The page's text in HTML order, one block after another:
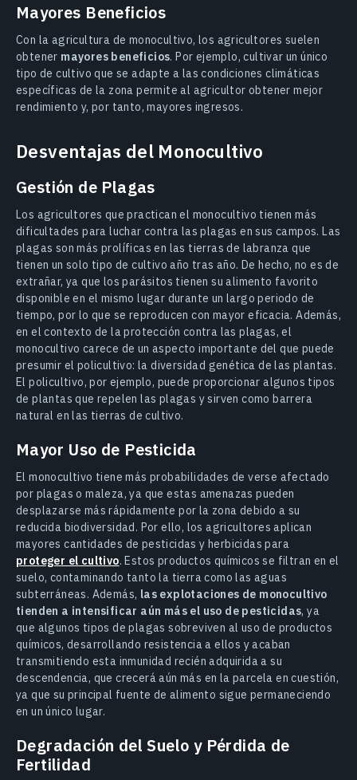
Mayores Beneficios
Con la agricultura de monocultivo, los agricultores suelen
obtener mayores beneficios. Por ejemplo, cultivar un único
tipo de cultivo que se adapte a las condiciones climáticas
específicas de la zona permite al agricultor obtener mejor
rendimiento y, por tanto, mayores ingresos.
Desventajas del Monocultivo
Gestión de Plagas
Los agricultores que practican el monocultivo tienen más
dificultades para luchar contra las plagas en sus campos. Las
plagas son más prolíficas en las tierras de labranza que
tienen un solo tipo de cultivo año tras año. De hecho, no es de
extrañar, ya que los parásitos tienen su alimento favorito
disponible en el mismo lugar durante un largo periodo de
tiempo, por lo que se reproducen con mayor eficacia. Además,
en el contexto de la protección contra las plagas, el
monocultivo carece de un aspecto importante del que puede
presumir el policultivo: la diversidad genética de las plantas.
El policultivo, por ejemplo, puede proporcionar algunos tipos
de plantas que repelen las plagas y sirven como barrera
natural en las tierras de cultivo.
Mayor Uso de Pesticida
El monocultivo tiene más probabilidades de verse afectado
por plagas o maleza, ya que estas amenazas pueden
desplazarse más rápidamente por la zona debido a su
reducida biodiversidad. Por ello, los agricultores aplican
mayores cantidades de pesticidas y herbicidas para
proteger el cultivo. Estos productos químicos se filtran en el
suelo, contaminando tanto la tierra como las aguas
subterráneas. Además, las explotaciones de monocultivo
tienden a intensificar aún más el uso de pesticidas, ya
que algunos tipos de plagas sobreviven al uso de productos
químicos, desarrollando resistencia a ellos y acaban
transmitiendo esta inmunidad recién adquirida a su
descendencia, que crecerá aún más en la parcela en cuestión,
ya que su principal fuente de alimento sigue permaneciendo
en un único lugar.
Degradación del Suelo y Pérdida de
Fertilidad